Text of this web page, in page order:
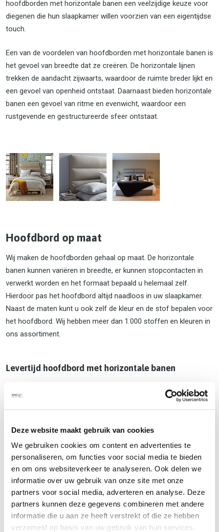
Deze website maakt gebruik van cookies
We gebruiken cookies om content en advertenties te
personaliseren, om functies voor social media te bieden
en om ons websiteverkeer te analyseren. Ook delen we
informatie over uw gebruik van onze site met onze
partners voor social media, adverteren en analyse. Deze
partners kunnen deze gegevens combineren met andere
informatie die u aan ze heeft verstrekt of die ze hebben
verzameld op basis van uw gebruik van hun services.
hoofdborden met horizontale banen een veelzijdige keuze voor
diegenen die hun slaapkamer willen voorzien van een eigentijdse
touch.
Een van de voordelen van hoofdborden met horizontale banen is
het gevoel van breedte dat ze creëren. De horizontale lijnen
trekken de aandacht zijwaarts, waardoor de ruimte breder lijkt en
een gevoel van openheid ontstaat. Daarnaast bieden horizontale
banen een gevoel van ritme en evenwicht, waardoor een
rustgevende en gestructureerde sfeer ontstaat.
Hoofdbord op maat
Wij maken de hoofdborden gehaal op maat. De horizontale
banen kunnen variëren in breedte, er kunnen stopcontacten in
verwerkt worden en het formaat bepaald u helemaal zelf.
Hierdoor pas het hoofdbord altijd naadloos in uw slaapkamer.
Naast de maten kunt u ook zelf de kleur en de stof bepalen voor
het hoofdbord. Wij hebben meer dan 1.000 stoffen en kleuren in
ons assortiment.
Levertijd hoofdbord met horizontale banen
De gemiddelde levertijd van een dergelijk hoofdbord is 6 tot 8
weken. Het is echter mogelijk om een spoedorder te plaatsen
u een prijsopgave van ons te ontvangen voor een hoofdbord?
onderstaande contactformulier en wij zullen zo spoedig mogelijk
contact met u opnemen. U kunt ons ook telefonisch bereiken
op: 035 751 3098
Contact opnemen WhatsApp